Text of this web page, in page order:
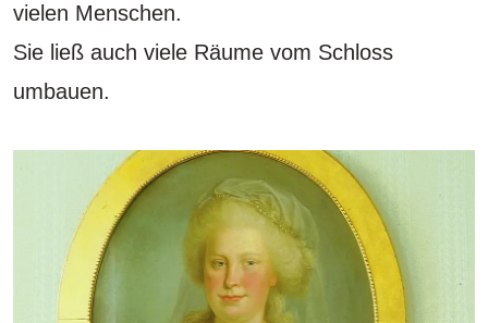
vielen Menschen.
Sie ließ auch viele Räume vom Schloss
umbauen.